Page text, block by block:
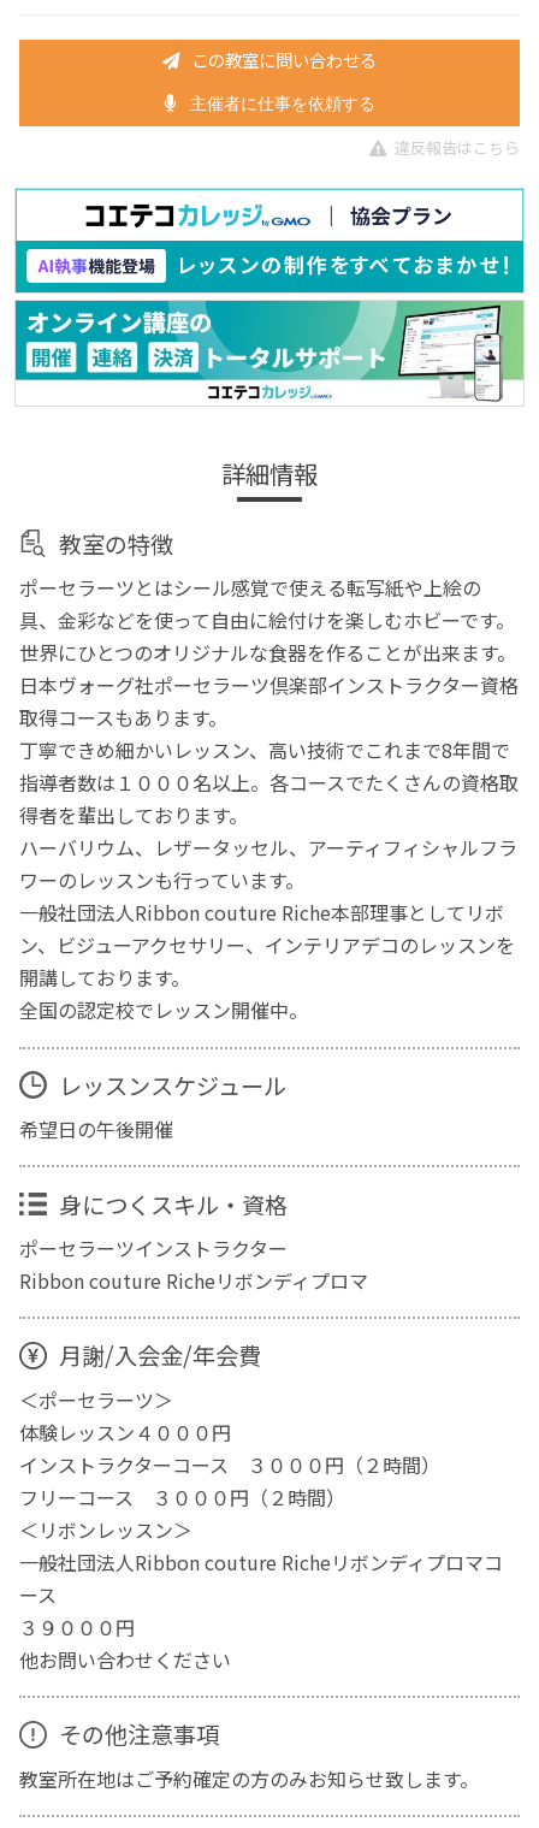
この教室に問い合わせる
主催者に仕事を依頼する
違反報告はこちら
詳細情報
教室の特徴
ポーセラーツとはシール感覚で使える転写紙や上絵の
具、金彩などを使って自由に絵付けを楽しむホビーです。
世界にひとつのオリジナルな食器を作ることが出来ます。
日本ヴォーグ社ポーセラーツ倶楽部インストラクター資格
取得コースもあります。
丁寧できめ細かいレッスン、高い技術でこれまで8年間で
指導者数は１０００名以上。各コースでたくさんの資格取
得者を輩出しております。
ハーバリウム、レザータッセル、アーティフィシャルフラ
ワーのレッスンも行っています。
一般社団法人Ribbon couture Riche本部理事としてリボ
ン、ビジューアクセサリー、インテリアデコのレッスンを
開講しております。
全国の認定校でレッスン開催中。
レッスンスケジュール
希望日の午後開催
身につくスキル・資格
ポーセラーツインストラクター
Ribbon couture Richeリボンディプロマ
月謝/入会金/年会費
＜ポーセラーツ＞
体験レッスン４０００円
インストラクターコース ３０００円（２時間）
フリーコース ３０００円（２時間）
＜リボンレッスン＞
一般社団法人Ribbon couture Richeリボンディプロマコ
ース
３９０００円
他お問い合わせください
その他注意事項
教室所在地はご予約確定の方のみお知らせ致します。